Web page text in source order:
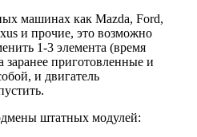
машинах как Mazda, Ford,
и прочие, это возможно
1-3 элемента (время
заранее приготовленные и
и двигатель
штатных модулей: